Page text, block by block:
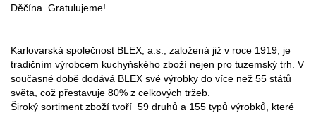
Děčína. Gratulujeme!
Karlovarská společnost BLEX, a.s., založená již v roce 1919, je
tradičním výrobcem kuchyňského zboží nejen pro tuzemský trh. V
současné době dodává BLEX své výrobky do více než 55 států
světa, což přestavuje 80% z celkových tržeb.
Široký sortiment zboží tvoří 59 druhů a 155 typů výrobků, které